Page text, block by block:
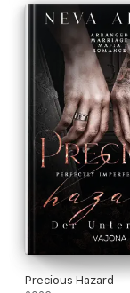
Precious Hazard